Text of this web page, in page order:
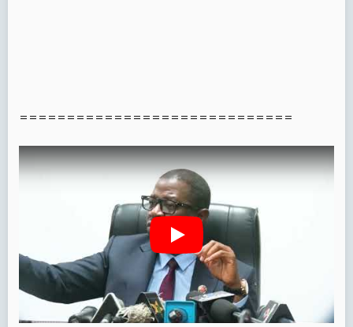
=============================